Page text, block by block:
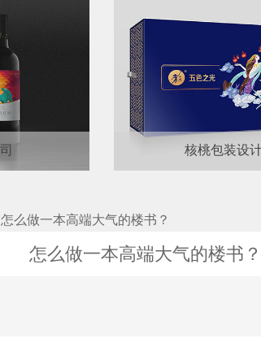
核桃包装设
怎么做一本高端大气的楼书？
怎么做一本高端大气的楼书？